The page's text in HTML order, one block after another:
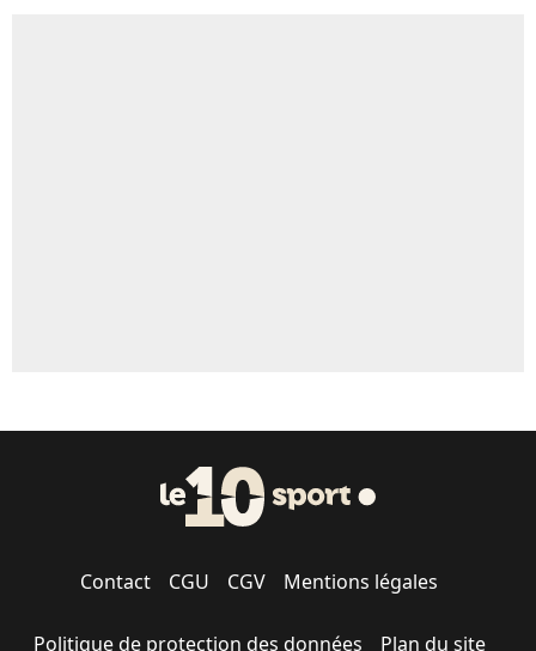
Contact CGU CGV Mentions légales
Politique de protection des données Plan du site